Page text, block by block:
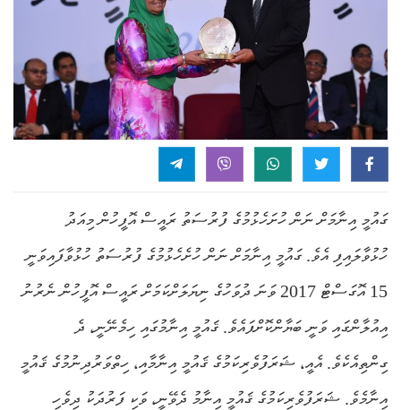
ގައުމީ އިނާމަށް ނަން ހުށަހެޅުމުގެ ފުރުސަތު ރައީސް އޮފީހުން މިއަދު
ހުޅުވާލައިފި އެވެ. ގައުމީ އިނާމަށް ނަން ހުށެހެޅުމުގެ ފުރުސަތު ހުޅުވާފައިވަނީ
15 އޮގަސްޓް 2017 ވަނަ ދުވަހުގެ ނިޔަލަށްކަމަށް ރައީސް އޮފީހުން ނެރުނު
އިއުލާންގައި ވަނީ ބަޔާންކޮށްފައެވެ. ޤައުމީ އިނާމުގައި ހިމެނޭނީ، ދެ
ގިންތިއެކެވެ. އެއީ، ޝަރަފުވެރިކަމުގެ ޤައުމީ އިނާމާއި، ހިތްވަރުދިނުމުގެ ޤައުމީ
އިނާމެވެ. ޝަރަފުވެރިކަމުގެ ޤައުމީ އިނާމު ދެވޭނީ، ވަކި ފަރުދަކު ދިވެހި